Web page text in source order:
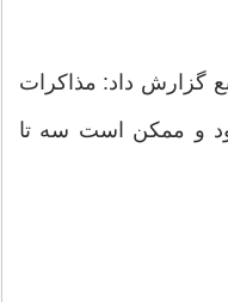
منابع گزارش داد: مذاکرات
و ممکن است سه تا